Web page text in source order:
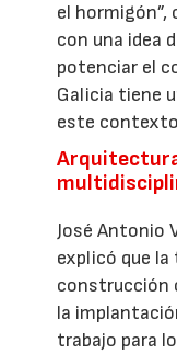
el hormigón”,
con una idea
potenciar el
Galicia tiene
este
José Antonio
explicó que
construcción
la
trabajo para